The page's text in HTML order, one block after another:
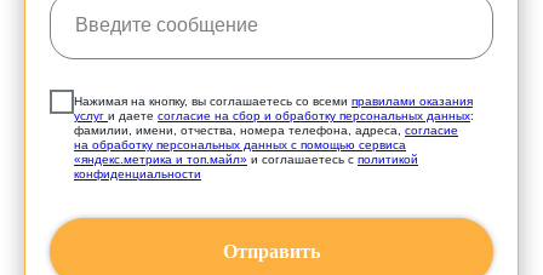
Нажимая на кнопку, вы соглашаетесь со всеми правилами оказания
услуг и даете согласие на сбор и обработку персональных данных:
фамилии, имени, отчества, номера телефона, адреса, согласие
на обработку персональных данных с помощью сервиса
«яндекс.метрика и топ.майл» и соглашаетесь с политикой
конфиденциальности
Отправить